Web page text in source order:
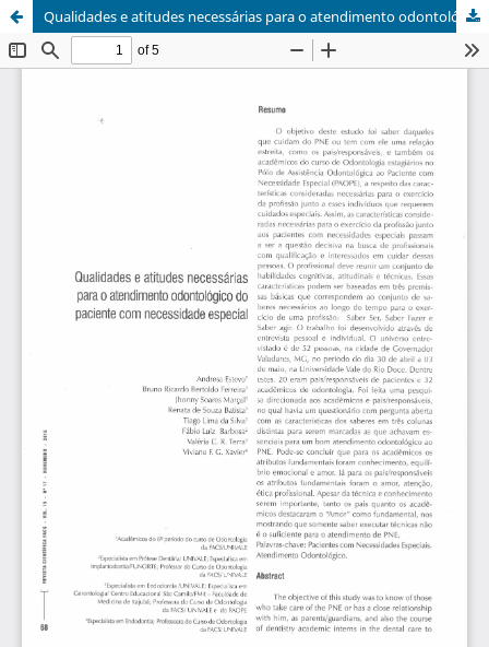
Qualidades e atitudes necessárias para o atendimento odontológico do paciente com necessidade especial